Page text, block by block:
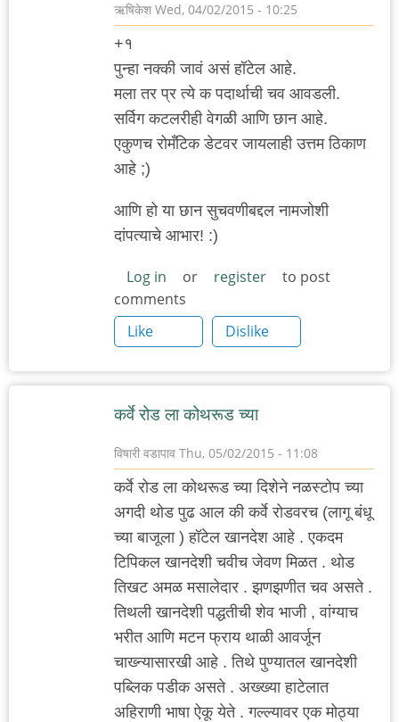
ऋषिकेश Wed, 04/02/2015 - 10:25
+१
पुन्हा नक्की जावं असं हॉटेल आहे.
मला तर प्र त्ये क पदार्थाची चव आवडली.
सर्विग कटलरीही वेगळी आणि छान आहे.
एकुणच रोमँटिक डेटवर जायलाही उत्तम ठिकाण
आहे ;)
आणि हो या छान सुचवणीबद्दल नामजोशी
दांपत्याचे आभार! :)
Log in or register
to post
comments
Like
Dislike
कर्वे रोड ला कोथरूड च्या
विषारी वडापाव Thu, 05/02/2015 - 11:08
कर्वे रोड ला कोथरूड च्या दिशेने नळस्टोप च्या
अगदी थोड पुढ आल की कर्वे रोडवरच (लागू बंधू
च्या बाजूला ) हॉटेल खानदेश आहे . एकदम
टिपिकल खानदेशी चवीच जेवण मिळत . थोड
तिखट अमळ मसालेदार . झणझणीत चव असते .
तिथली खानदेशी पद्धतीची शेव भाजी , वांग्याच
भरीत आणि मटन फ्राय थाळी आवर्जून
चाख्न्यासारखी आहे . तिथे पुण्यातल खानदेशी
पब्लिक पडीक असते . अख्ख्या हाटेलात
अहिराणी भाषा ऐकू येते . गल्ल्यावर एक मोठ्या